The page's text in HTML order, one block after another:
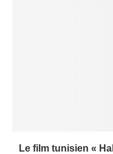
Le film tunisien «